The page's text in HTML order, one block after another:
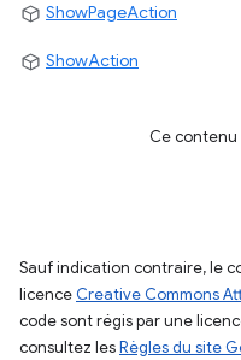
ShowPageAction
ShowAction
Ce
Sauf indication contraire, le
licence Creative Commons
code sont régis par une
consultez lesRègles du site